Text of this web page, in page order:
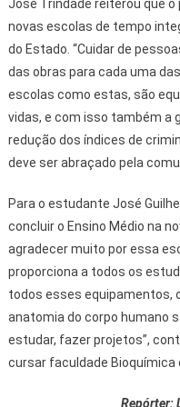
José Trindade reiterou que o
novas escolas de tempo
do Estado. “Cuidar de
das obras para cada uma
escolas como estas, são
vidas, e com isso também a
redução dos índices de
deve ser abraçado pela
Para o estudante José
concluir o Ensino Médio na
agradecer muito por essa
proporciona a todos os
todos esses equipamentos,
anatomia do corpo humano
estudar, fazer projetos”,
cursar faculdade Bioquímica
Repórter: